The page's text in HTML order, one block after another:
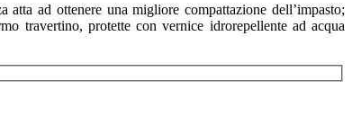
ad ottenere una migliore compattazione dell’impasto;
travertino, protette con vernice idrorepellente ad acqua